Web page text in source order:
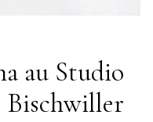
au Studio
Bischwiller